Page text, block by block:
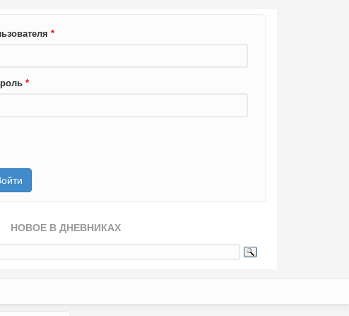
*
*
НОВОЕ В ДНЕВНИКАХ